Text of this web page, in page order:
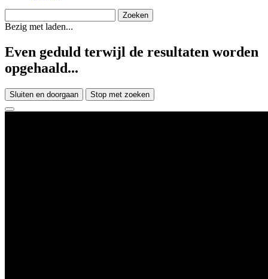
Bezig met laden...
Even geduld terwijl de resultaten worden
opgehaald...
Sluiten en doorgaan Stop met zoeken